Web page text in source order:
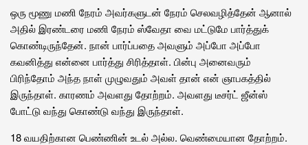
ஒரு மூணு மணி நேரம் அவர்களுடன் நேரம் செலவழித்தேன் ஆனால்
அதில் இரண்டரை மணி நேரம் ஸ்வேதா வை மட்டுமே பார்த்துக்
கொண்டிருந்தேன். நான் பார்ப்பதை அவளும் அப்போ அப்போ
கவனித்து என்னை பார்த்து சிரித்தாள். பின்பு அனைவரும்
பிரிந்தோம் அந்த நாள் முழுவதும் அவள் தான் என் ஞாபகத்தில்
இருந்தாள். காரணம் அவளது தோற்றம். அவளது டீசர்ட் ஜீன்ஸ்
போட்டு வந்து கொண்டு வந்து இருந்தாள்.
18 வயதிற்கான பெண்ணின் உடல் அல்ல. வெண்மையான தோற்றம்.